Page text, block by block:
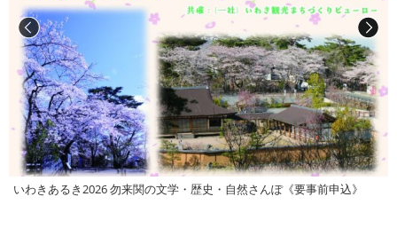
いわきあるき2026 勿来関の文学・歴史・自然さんぽ《要事前申込》